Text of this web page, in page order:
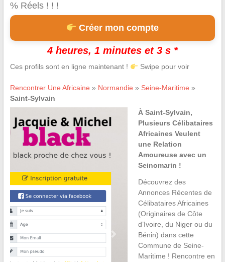
% Réels ! ! !
Créer mon compte
4 heures, 1 minutes et 3 s *
Ces profils sont en ligne maintenant ! Swipe pour voir
Rencontrer Une Africaine » Normandie » Seine-Maritime »
Saint-Sylvain
À Saint-Sylvain,
Plusieurs Célibataires
Africaines Veulent
une Relation
Amoureuse avec un
Seinomarin !
Découvrez des
Annonces Récentes de
Célibataires Africaines
(Originaires de Côte
d’Ivoire, du Niger ou du
Bénin) dans cette
Commune de Seine-
Maritime ! Rencontre en